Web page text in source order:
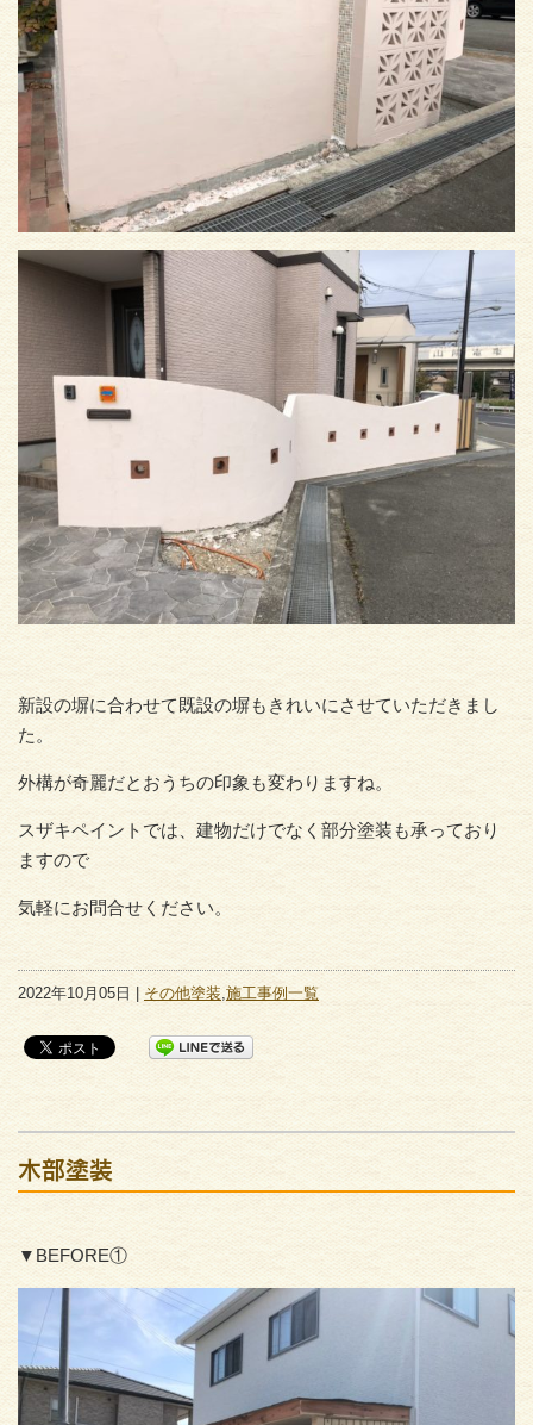
新設の塀に合わせて既設の塀もきれいにさせていただきまし
た。
外構が奇麗だとおうちの印象も変わりますね。
スザキペイントでは、建物だけでなく部分塗装も承っており
ますので
気軽にお問合せください。
2022年10月05日 |その他塗装 施工事例一覧
木部塗装
▼BEFORE①